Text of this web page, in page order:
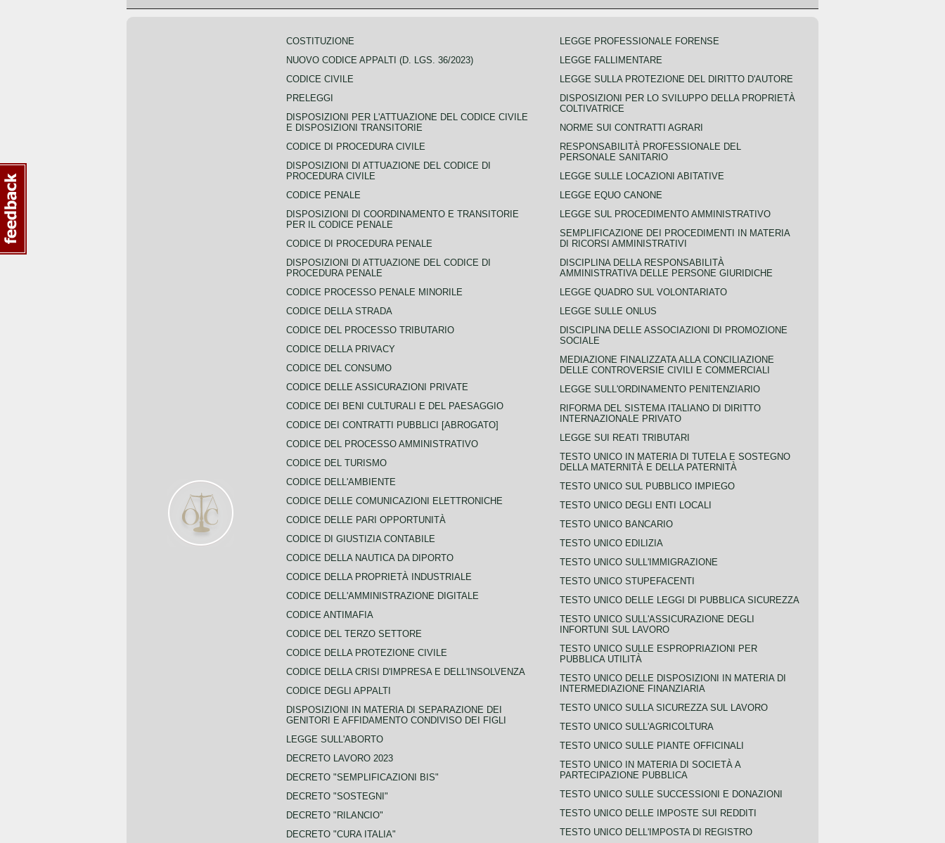
COSTITUZIONE
NUOVO CODICE APPALTI (D. LGS. 36/2023)
CODICE CIVILE
PRELEGGI
DISPOSIZIONI PER L'ATTUAZIONE DEL CODICE CIVILE
E DISPOSIZIONI TRANSITORIE
CODICE DI PROCEDURA CIVILE
DISPOSIZIONI DI ATTUAZIONE DEL CODICE DI
PROCEDURA CIVILE
CODICE PENALE
DISPOSIZIONI DI COORDINAMENTO E TRANSITORIE
PER IL CODICE PENALE
CODICE DI PROCEDURA PENALE
DISPOSIZIONI DI ATTUAZIONE DEL CODICE DI
PROCEDURA PENALE
CODICE PROCESSO PENALE MINORILE
CODICE DELLA STRADA
CODICE DEL PROCESSO TRIBUTARIO
CODICE DELLA PRIVACY
CODICE DEL CONSUMO
CODICE DELLE ASSICURAZIONI PRIVATE
CODICE DEI BENI CULTURALI E DEL PAESAGGIO
CODICE DEI CONTRATTI PUBBLICI [ABROGATO]
CODICE DEL PROCESSO AMMINISTRATIVO
CODICE DEL TURISMO
CODICE DELL'AMBIENTE
CODICE DELLE COMUNICAZIONI ELETTRONICHE
CODICE DELLE PARI OPPORTUNITÀ
CODICE DI GIUSTIZIA CONTABILE
CODICE DELLA NAUTICA DA DIPORTO
CODICE DELLA PROPRIETÀ INDUSTRIALE
CODICE DELL'AMMINISTRAZIONE DIGITALE
CODICE ANTIMAFIA
CODICE DEL TERZO SETTORE
CODICE DELLA PROTEZIONE CIVILE
CODICE DELLA CRISI D'IMPRESA E DELL'INSOLVENZA
CODICE DEGLI APPALTI
DISPOSIZIONI IN MATERIA DI SEPARAZIONE DEI
GENITORI E AFFIDAMENTO CONDIVISO DEI FIGLI
LEGGE SULL'ABORTO
DECRETO LAVORO 2023
DECRETO "SEMPLIFICAZIONI BIS"
DECRETO "SOSTEGNI"
DECRETO "RILANCIO"
DECRETO "CURA ITALIA"
LEGGE PROFESSIONALE FORENSE
LEGGE FALLIMENTARE
LEGGE SULLA PROTEZIONE DEL DIRITTO D'AUTORE
DISPOSIZIONI PER LO SVILUPPO DELLA PROPRIETÀ
COLTIVATRICE
NORME SUI CONTRATTI AGRARI
RESPONSABILITÀ PROFESSIONALE DEL
PERSONALE SANITARIO
LEGGE SULLE LOCAZIONI ABITATIVE
LEGGE EQUO CANONE
LEGGE SUL PROCEDIMENTO AMMINISTRATIVO
SEMPLIFICAZIONE DEI PROCEDIMENTI IN MATERIA
DI RICORSI AMMINISTRATIVI
DISCIPLINA DELLA RESPONSABILITÀ
AMMINISTRATIVA DELLE PERSONE GIURIDICHE
LEGGE QUADRO SUL VOLONTARIATO
LEGGE SULLE ONLUS
DISCIPLINA DELLE ASSOCIAZIONI DI PROMOZIONE
SOCIALE
MEDIAZIONE FINALIZZATA ALLA CONCILIAZIONE
DELLE CONTROVERSIE CIVILI E COMMERCIALI
LEGGE SULL'ORDINAMENTO PENITENZIARIO
RIFORMA DEL SISTEMA ITALIANO DI DIRITTO
INTERNAZIONALE PRIVATO
LEGGE SUI REATI TRIBUTARI
TESTO UNICO IN MATERIA DI TUTELA E SOSTEGNO
DELLA MATERNITÀ E DELLA PATERNITÀ
TESTO UNICO SUL PUBBLICO IMPIEGO
TESTO UNICO DEGLI ENTI LOCALI
TESTO UNICO BANCARIO
TESTO UNICO EDILIZIA
TESTO UNICO SULL'IMMIGRAZIONE
TESTO UNICO STUPEFACENTI
TESTO UNICO DELLE LEGGI DI PUBBLICA SICUREZZA
TESTO UNICO SULL'ASSICURAZIONE DEGLI
INFORTUNI SUL LAVORO
TESTO UNICO SULLE ESPROPRIAZIONI PER
PUBBLICA UTILITÀ
TESTO UNICO DELLE DISPOSIZIONI IN MATERIA DI
INTERMEDIAZIONE FINANZIARIA
TESTO UNICO SULLA SICUREZZA SUL LAVORO
TESTO UNICO SULL'AGRICOLTURA
TESTO UNICO SULLE PIANTE OFFICINALI
TESTO UNICO IN MATERIA DI SOCIETÀ A
PARTECIPAZIONE PUBBLICA
TESTO UNICO SULLE SUCCESSIONI E DONAZIONI
TESTO UNICO DELLE IMPOSTE SUI REDDITI
TESTO UNICO DELL'IMPOSTA DI REGISTRO